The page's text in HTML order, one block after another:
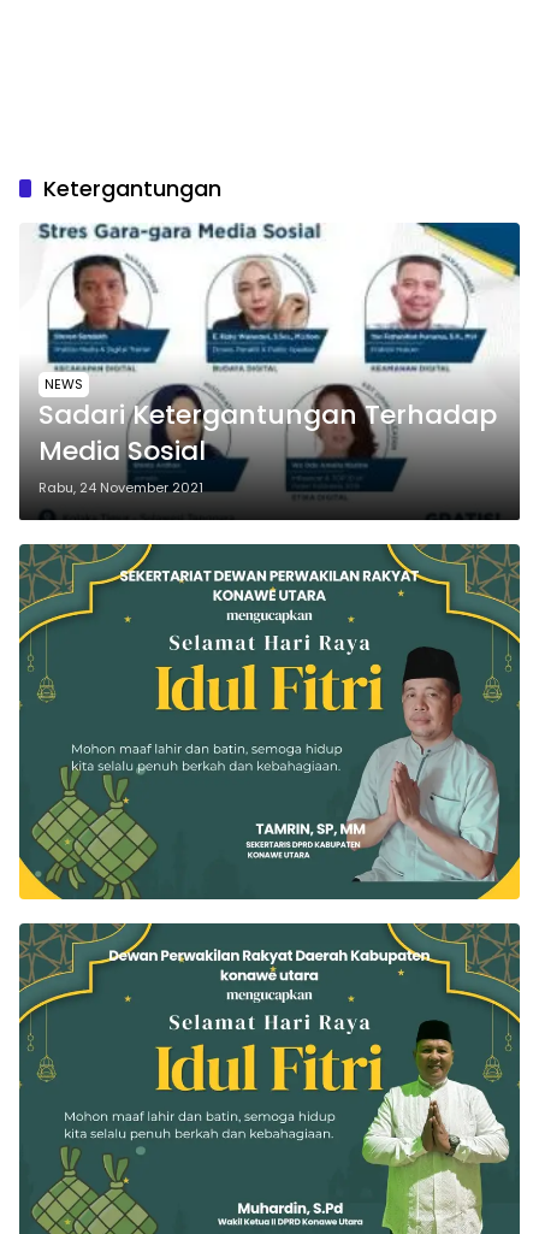
Ketergantungan
NEWS
Sadari Ketergantungan Terhadap
Media Sosial
Rabu, 24 November 2021